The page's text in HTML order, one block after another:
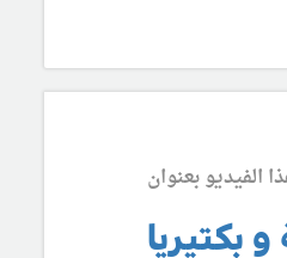
الفيديو بعنوان
بكتيريا